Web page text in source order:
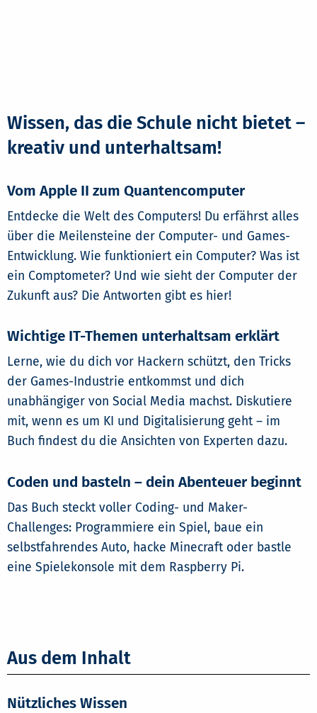
Wissen, das die Schule nicht bietet –
kreativ und unterhaltsam!
Vom Apple II zum Quantencomputer
Entdecke die Welt des Computers! Du erfährst alles
über die Meilensteine der Computer- und Games-
Entwicklung. Wie funktioniert ein Computer? Was ist
ein Comptometer? Und wie sieht der Computer der
Zukunft aus? Die Antworten gibt es hier!
Wichtige IT-Themen unterhaltsam erklärt
Lerne, wie du dich vor Hackern schützt, den Tricks
der Games-Industrie entkommst und dich
unabhängiger von Social Media machst. Diskutiere
mit, wenn es um KI und Digitalisierung geht – im
Buch findest du die Ansichten von Experten dazu.
Coden und basteln – dein Abenteuer beginnt
Das Buch steckt voller Coding- und Maker-
Challenges: Programmiere ein Spiel, baue ein
selbstfahrendes Auto, hacke Minecraft oder bastle
eine Spielekonsole mit dem Raspberry Pi.
Aus dem Inhalt
Nützliches Wissen